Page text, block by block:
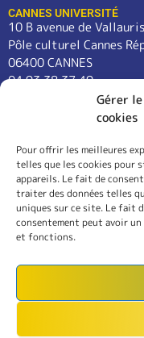
Gérer
cookies
Pour offrir les meilleures
telles que les cookies pour
appareils. Le fait de
traiter des données telles
uniques sur ce site. Le fait
consentement peut avoir
et fonctions.
CANNES UNIVERSITÉ
10 B avenue de Vallauris
Pôle culturel Cannes
06400 CANNES
04 93 38 37 49
contact@cannes-
COURS
LANGUES
CONFÉRENCES
SORTIES
L’ASSOCIATION
INSCRIPTION